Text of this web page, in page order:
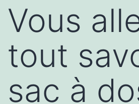
Vous
tout
sac à